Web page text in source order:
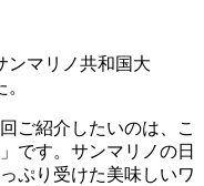
ンマリノ共和国大
ご紹介したいのは、こ
です。サンマリノの日
ぷり受けた美味しいワ